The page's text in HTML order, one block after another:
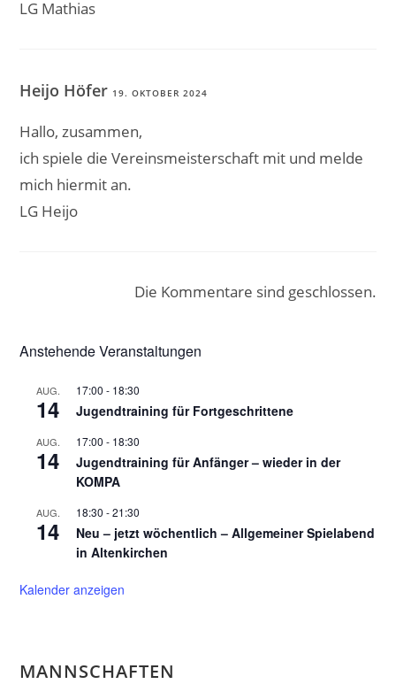
LG Mathias
Heijo Höfer 19. OKTOBER 2024
Hallo, zusammen,
ich spiele die Vereinsmeisterschaft mit und melde
mich hiermit an.
LG Heijo
Die Kommentare sind geschlossen.
Anstehende Veranstaltungen
AUG.
14
17:00 - 18:30
Jugendtraining für Fortgeschrittene
AUG.
14
17:00 - 18:30
Jugendtraining für Anfänger – wieder in der
KOMPA
AUG.
14
18:30 -21:30
Neu – jetzt wöchentlich – Allgemeiner Spielabend
in Altenkirchen
Kalender anzeigen
MANNSCHAFTEN